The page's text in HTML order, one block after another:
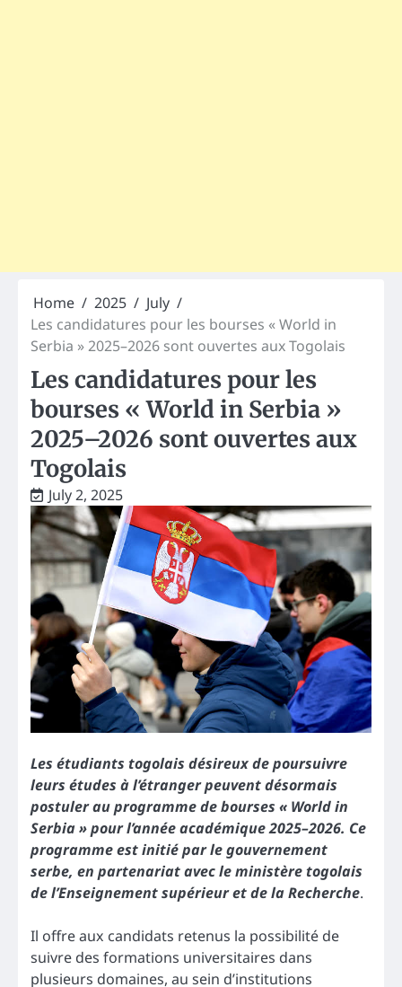
Home 2025
July
Les candidatures pour les bourses « World in
Serbia » 2025–2026 sont ouvertes aux Togolais
Les candidatures pour les
bourses « World in Serbia »
2025–2026 sont ouvertes aux
Togolais
July 2, 2025
Les étudiants togolais désireux de poursuivre
leurs études à l’étranger peuvent désormais
postuler au programme de bourses « World in
Serbia » pour l’année académique 2025–2026. Ce
programme est initié par le gouvernement
serbe, en partenariat avec le ministère togolais
de l’Enseignement supérieur et de la Recherche.
Il offre aux candidats retenus la possibilité de
suivre des formations universitaires dans
plusieurs domaines, au sein d’institutions